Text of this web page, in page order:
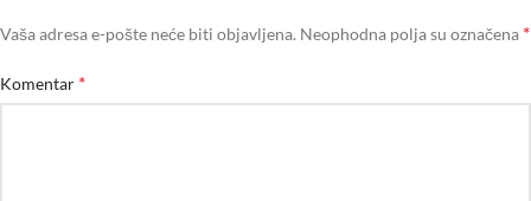
Vaša adresa e-pošte neće biti objavljena. Neophodna polja su označena *
Komentar *